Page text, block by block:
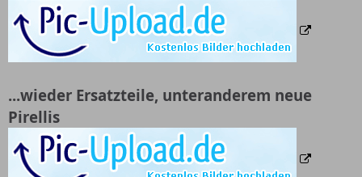
...wieder Ersatzteile, unteranderem neue
Pirellis